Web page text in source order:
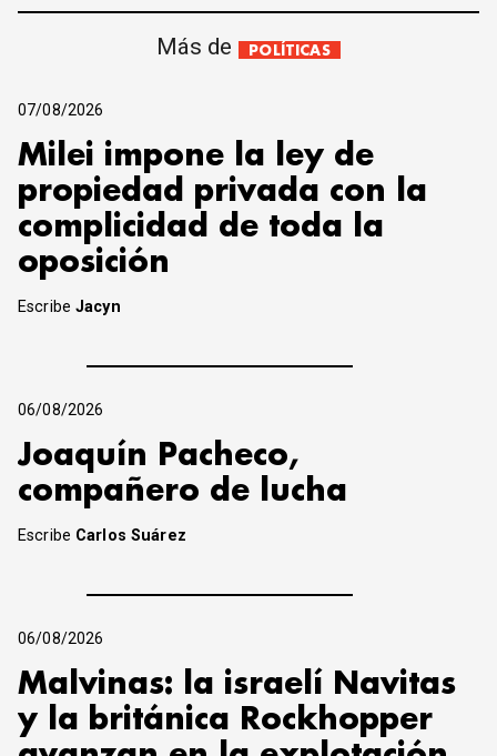
Más de POLÍTICAS
07/08/2026
Milei impone la ley de
propiedad privada con la
complicidad de toda la
oposición
EscribeJacyn
06/08/2026
Joaquín Pacheco,
compañero de lucha
Escribe Carlos Suárez
06/08/2026
Malvinas: la israelí Navitas
y la británica Rockhopper